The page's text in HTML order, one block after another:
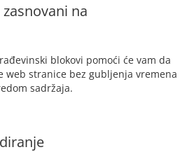
na
blokovi pomoći će vam da
web stranice bez gubljenja vremena
sadržaja.